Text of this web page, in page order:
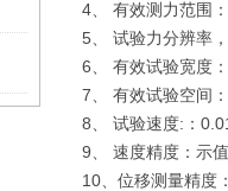
4、 有效测力范围
5、 试验力分辨率
6、 有效试验宽度
7、 有效试验空间
8、 试验速度:：
9、 速度精度：示
10、位移测量精度